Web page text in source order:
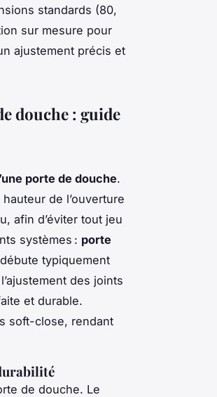
standards (80,
sur mesure pour
ajustement précis et
douche : guide
porte de douche.
de l’ouverture
afin d’éviter tout jeu
systèmes : porte
débute typiquement
des joints
et durable.
soft-close, rendant
de douche. Le